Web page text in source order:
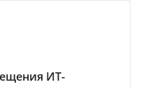
ИТ-